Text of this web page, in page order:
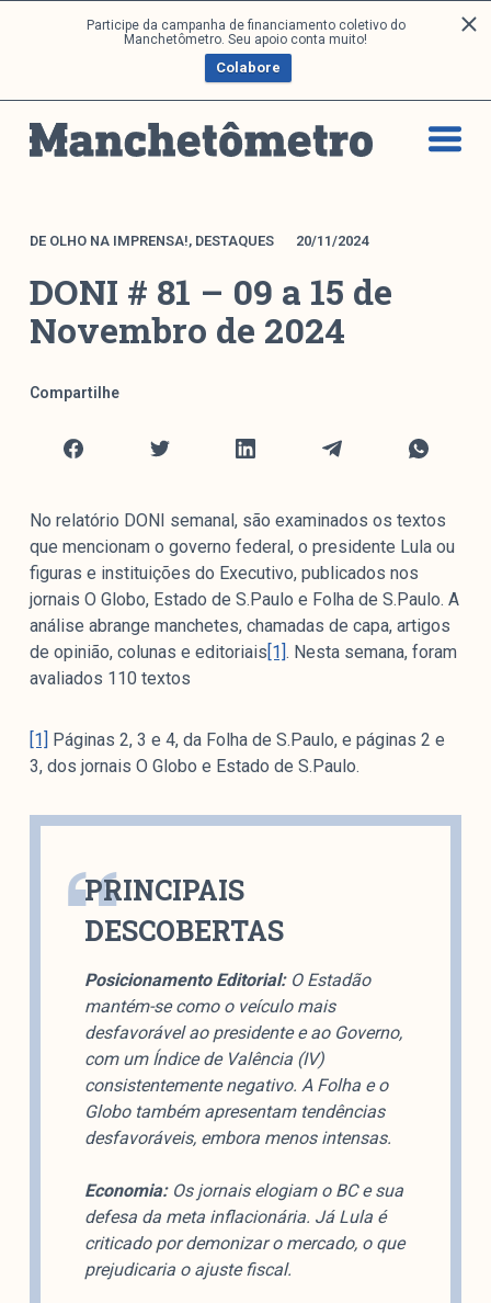
Participe da campanha de financiamento coletivo do
Manchetômetro. Seu apoio conta muito!
Colabore
a
p
c
e
Análises
DONI
Boletim M
M Facebook
M Instagram
Arquivos
Boletim da Pluralidade M
Entrevistas M
O Manchetômetro é um site de acompanhamento da
cobertura da grande mídia sobre temas de economia e
e Esfera Pública (LEMEP). O LEMEP tem registro no
Diretório de Grupos de Pesquisa do CNPq e é sediado
no Instituto de Estudos Sociais e Políticos (IESP) da
Universidade do Estado do Rio de Janeiro (UERJ). O
Institucional
Nossa História
Missão
Equipe
Parcerias
DE OLHO NA IMPRENSA!, DESTAQUES 20/11/2024
DONI # 81 – 09 a 15 de
Novembro de 2024
Compartilhe
No relatório DONI semanal, são examinados os textos
que mencionam o governo federal, o presidente Lula ou
figuras e instituições do Executivo, publicados nos
jornais O Globo, Estado de S.Paulo e Folha de S.Paulo. A
análise abrange manchetes, chamadas de capa, artigos
de opinião, colunas e editoriais[1]. Nesta semana, foram
avaliados 110 textos
[1] Páginas 2, 3 e 4, da Folha de S.Paulo, e páginas 2 e
3, dos jornais O Globo e Estado de S.Paulo.
PRINCIPAIS
DESCOBERTAS
Posicionamento Editorial: O Estadão
mantém-se como o veículo mais
desfavorável ao presidente e ao Governo,
com um Índice de Valência (IV)
consistentemente negativo. A Folha e o
Globo também apresentam tendências
desfavoráveis, embora menos intensas.
Economia: Os jornais elogiam o BC e sua
defesa da meta inflacionária. Já Lula é
criticado por demonizar o mercado, o que
prejudicaria o ajuste fiscal.